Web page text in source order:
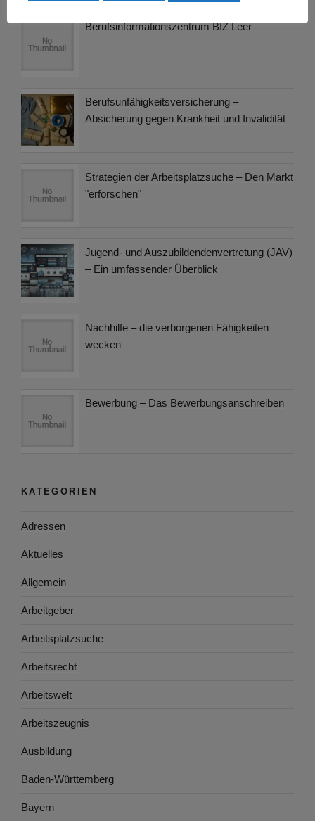
Berufsinformationszentrum BIZ Leer
Berufsunfähigkeitsversicherung –
Absicherung gegen Krankheit und Invalidität
Strategien der Arbeitsplatzsuche – Den Markt
"erforschen"
Jugend- und Auszubildendenvertretung (JAV)
– Ein umfassender Überblick
Nachhilfe – die verborgenen Fähigkeiten
wecken
Bewerbung – Das Bewerbungsanschreiben
KATEGORIEN
Adressen
Aktuelles
Allgemein
Arbeitgeber
Arbeitsplatzsuche
Arbeitsrecht
Arbeitswelt
Arbeitszeugnis
Ausbildung
Baden-Württemberg
Bayern